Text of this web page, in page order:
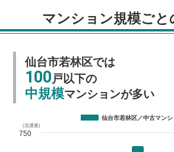
マンション規模ごと
仙台市若林区では
100戸以下の
中規模マンションが多い
(流通量)
仙台市若林区／中古マンシ
750